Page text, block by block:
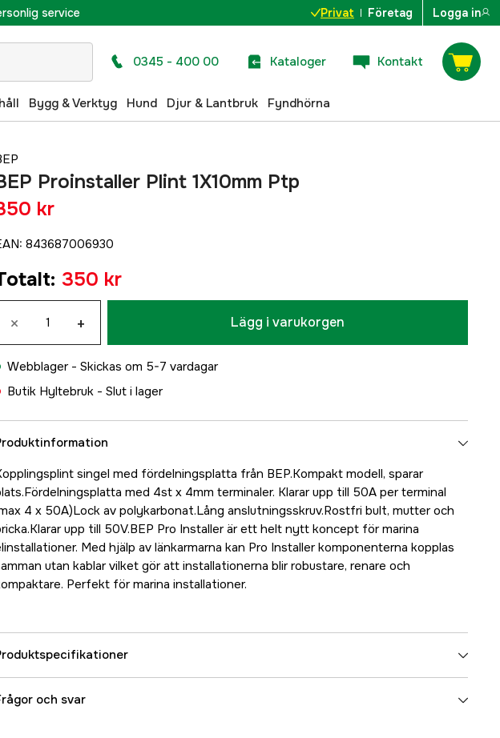
service Privat Företag Logga in
0345 - 400 00 Kataloger Kontakt
Bygg & Verktyg Hund Djur & Lantbruk Fyndhörna
Proinstaller Plint 1X10mm Ptp
kr
: 843687006930
: 350 kr
× + Lägg i varukorgen
Webblager - Skickas om 5-7 vardagar
Butik Hyltebruk - Slut i lager
singel med fördelningsplatta från BEP.Kompakt modell, sparar
med 4st x 4mm terminaler. Klarar upp till 50A per terminal
4 x 50A)Lock av polykarbonat.Lång anslutningsskruv.Rostfri bult, mutter och
upp till 50V.BEP Pro Installer är ett helt nytt koncept för marina
Med hjälp av länkarmarna kan Pro Installer komponenterna kopplas
utan kablar vilket gör att installationerna blir robustare, renare och
Perfekt för marina installationer.
Referensnummer
och svar